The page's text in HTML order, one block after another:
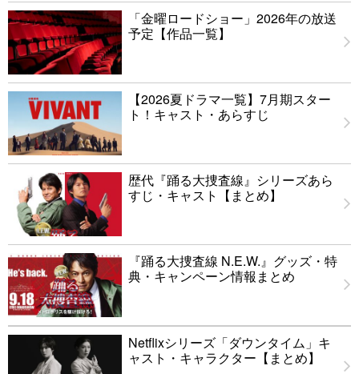
「金曜ロードショー」2026年の放送
予定【作品一覧】
【2026夏ドラマ一覧】7月期スター
ト！キャスト・あらすじ
歴代『踊る大捜査線』シリーズあら
すじ・キャスト【まとめ】
『踊る大捜査線 N.E.W.』グッズ・特
典・キャンペーン情報まとめ
Netflixシリーズ「ダウンタイム」キ
ャスト・キャラクター【まとめ】